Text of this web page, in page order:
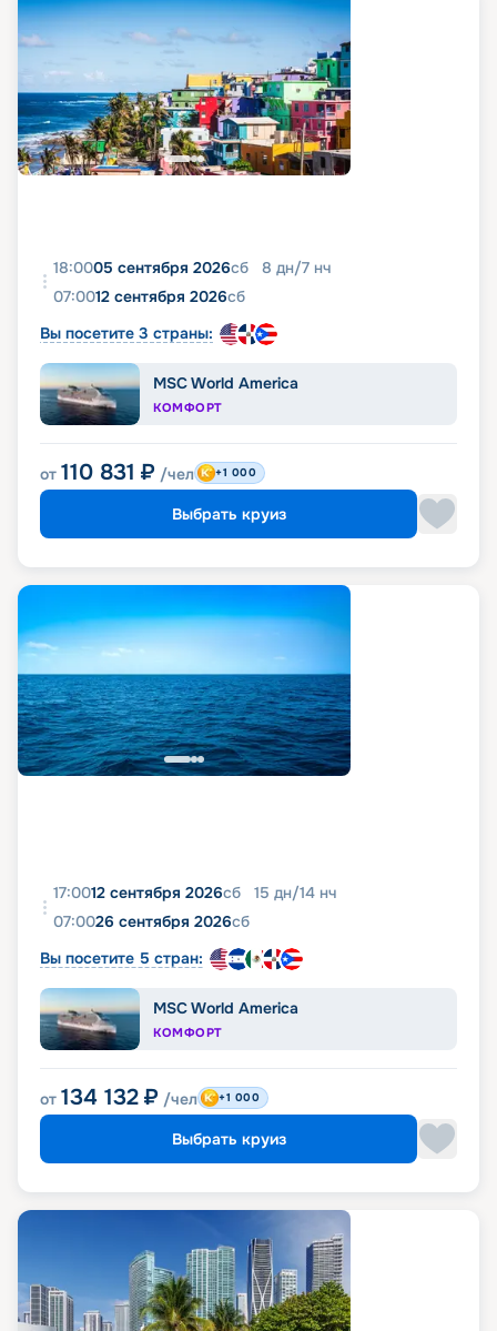
18:0005 сентября 2026сб 8 дн/7 нч
07:0012 сентября 2026сб
Вы посетите 3 страны:
MSC World America
КОМФОРТ
от 110 831 ₽ /чел +1 000
Выбрать круиз
17:0012 сентября 2026сб 15 дн/14 нч
07:0026 сентября 2026сб
Вы посетите 5 стран:
MSC World America
КОМФОРТ
от 134 132 ₽ /чел +1 000
Выбрать круиз